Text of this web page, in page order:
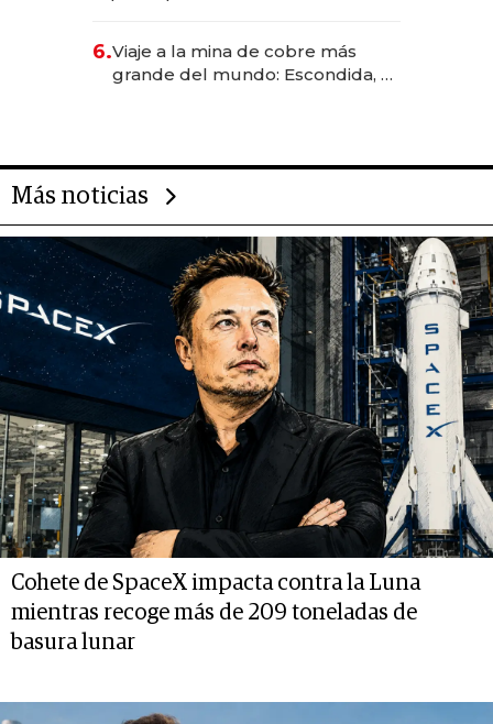
6.Viaje a la mina de cobre más
grande del mundo: Escondida, el
Más noticias
Cohete de SpaceX impacta contra la Luna
mientras recoge más de 209 toneladas de
basura lunar